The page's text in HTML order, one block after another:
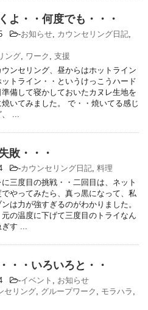
よ・・何度でも・・・
-お知らせ, カウンセリング日記,
ング, ワーク , 支援
ンセリング、昼からはホットライン
トライン・・というけっこうハード
備して寝かしておいたカヌレ生地を
いてみました。 で・・焼いてる感じ
、 ...
敗・・・
-カウンセリング日記, 料理
三度目の挑戦・・二回目は、ネット
やってみたら、真っ黒になって、私
は力が強すぎるのがわかりました。
の温度に下げて三度目のトライなん
ぎす ...
・・いろいろと・・
-イベント , お知らせ
セリング, グループワーク , モラハラ ,